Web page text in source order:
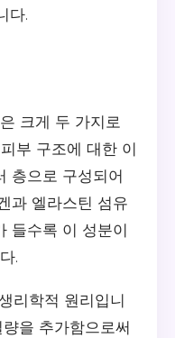
다.
크게 두 가지로
부 구조에 대한 이
층으로 구성되어
과 엘라스틴 섬유
들수록 이 성분이
.
리학적 원리입니
을 추가함으로써